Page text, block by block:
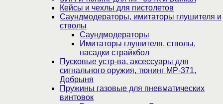
Кейсы и чехлы для пистолетов
Саундмодераторы, имитаторы глушителя и
стволы
Саундмодераторы
Имитаторы глушителя, стволы,
насадки страйкбол
Пусковые устр-ва, аксессуары для
сигнального оружия, тюнинг МР-371,
Добрыня
Пружины газовые для пневматических
винтовок